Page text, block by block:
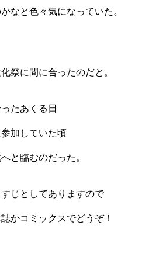
なと色々気になっていた。
祭に間に合ったのだと。
たあくる日
加していた頃
と臨むのだった。
じとしてありますので
かコミックスでどうぞ！